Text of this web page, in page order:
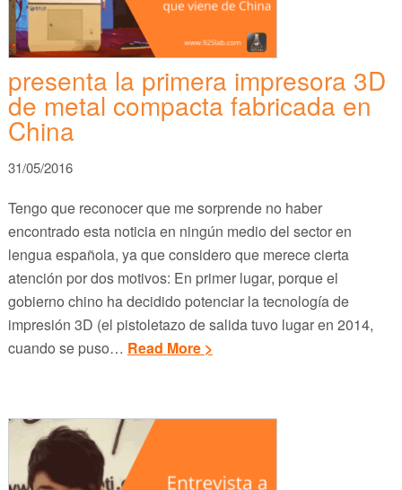
presenta la primera impresora 3D
de metal compacta fabricada en
China
31/05/2016
Tengo que reconocer que me sorprende no haber
encontrado esta noticia en ningún medio del sector en
lengua española, ya que considero que merece cierta
atención por dos motivos: En primer lugar, porque el
gobierno chino ha decidido potenciar la tecnología de
impresión 3D (el pistoletazo de salida tuvo lugar en 2014,
cuando se puso… Read More >